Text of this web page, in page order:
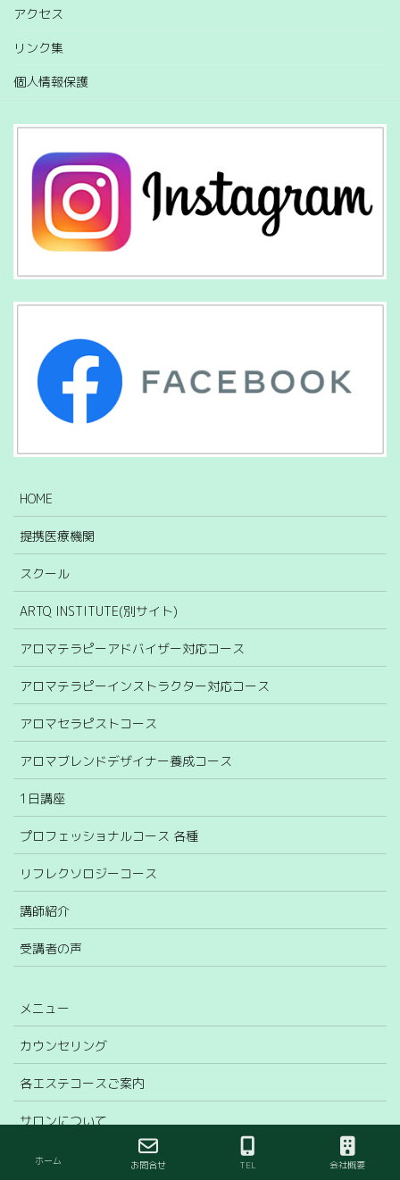
アクセス
リンク集
個人情報保護
HOME
提携医療機関
スクール
ARTQ INSTITUTE(別サイト)
アロマテラピーアドバイザー対応コース
アロマテラピーインストラクター対応コース
アロマセラピストコース
アロマブレンドデザイナー養成コース
1日講座
プロフェッショナルコース 各種
リフレクソロジーコース
講師紹介
受講者の声
メニュー
カウンセリング
各エステコースご案内
サロンについて
よくあるご質問
ホーム お問合せ TEL 会社概要